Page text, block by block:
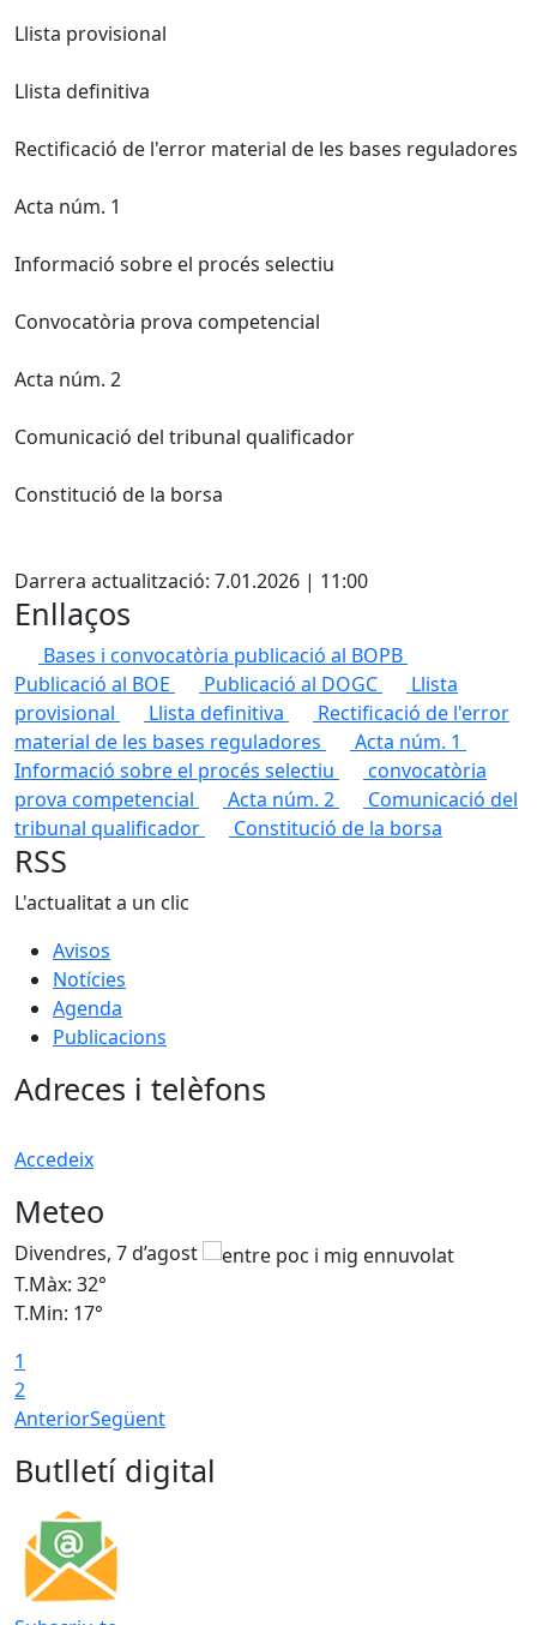
Llista provisional
Llista definitiva
Rectificació de l'error material de les bases reguladores
Acta núm. 1
Informació sobre el procés selectiu
Convocatòria prova competencial
Acta núm. 2
Comunicació del tribunal qualificador
Constitució de la borsa
Darrera actualització: 7.01.2026 | 11:00
Enllaços
Bases i convocatòria publicació al BOPB
Publicació al BOE
Publicació al DOGC
Llista
provisional
Llista definitiva
Rectificació de l'error
material de les bases reguladores
Acta núm. 1
Informació sobre el procés selectiu
convocatòria
prova competencial
Acta núm. 2
Comunicació del
tribunal qualificador
Constitució de la borsa
RSS
L'actualitat a un clic
Avisos
Notícies
Agenda
Publicacions
Adreces i telèfons
Accedeix
Meteo
Divendres, 7 d’agost
T.Màx: 32°
T.Min: 17°
1
2
AnteriorSegüent
Butlletí digital